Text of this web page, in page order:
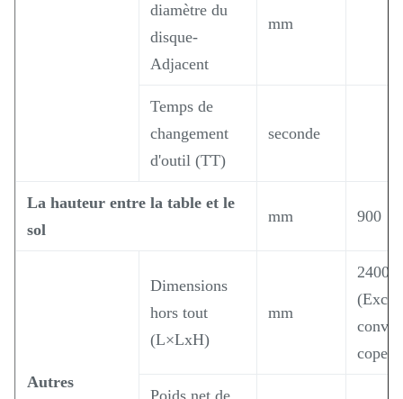
diamètre du
disque-
Adjacent
mm
Temps de
changement
d'outil (TT)
seconde
La hauteur entre la table et le
sol
mm 900
Autres
Dimensions
hors tout
(L×LxH)
mm